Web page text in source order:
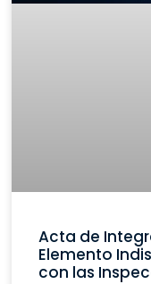
Acta de
Elemento
con las